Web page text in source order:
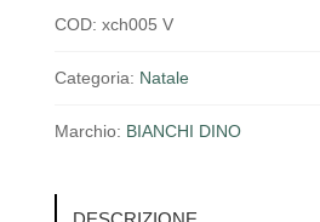
COD: xch005 V
Categoria: Natale
Marchio: BIANCHI DINO